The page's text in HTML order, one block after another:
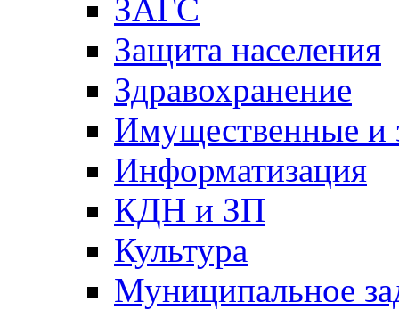
ЗАГС
Защита населения
Здравохранение
Имущественные и
Информатизация
КДН и ЗП
Культура
Муниципальное